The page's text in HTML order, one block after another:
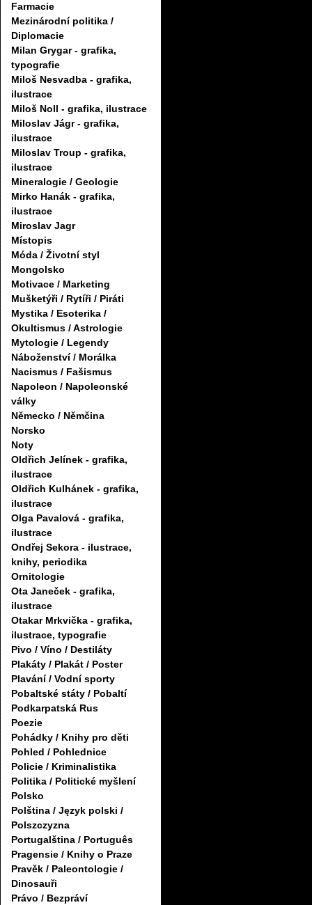
Farmacie
Mezinárodní politika /
Diplomacie
Milan Grygar - grafika,
typografie
Miloš Nesvadba - grafika,
ilustrace
Miloš Noll - grafika, ilustrace
Miloslav Jágr - grafika,
ilustrace
Miloslav Troup - grafika,
ilustrace
Mineralogie / Geologie
Mirko Hanák - grafika,
ilustrace
Miroslav Jagr
Místopis
Móda / Životní styl
Mongolsko
Motivace / Marketing
Mušketýři / Rytíři / Piráti
Mystika / Esoterika /
Okultismus / Astrologie
Mytologie / Legendy
Náboženství / Morálka
Nacismus / Fašismus
Napoleon / Napoleonské
války
Německo / Němčina
Norsko
Noty
Oldřich Jelínek - grafika,
ilustrace
Oldřich Kulhánek - grafika,
ilustrace
Olga Pavalová - grafika,
ilustrace
Ondřej Sekora - ilustrace,
knihy, periodika
Ornitologie
Ota Janeček - grafika,
ilustrace
Otakar Mrkvička - grafika,
ilustrace, typografie
Pivo / Víno / Destiláty
Plakáty / Plakát / Poster
Plavání / Vodní sporty
Pobaltské státy / Pobaltí
Podkarpatská Rus
Poezie
Pohádky / Knihy pro děti
Pohled / Pohlednice
Policie / Kriminalistika
Politika / Politické myšlení
Polsko
Polština / Język polski /
Polszczyzna
Portugalština / Português
Pragensie / Knihy o Praze
Pravěk / Paleontologie /
Dinosauři
Právo / Bezpráví